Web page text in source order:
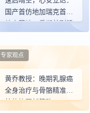
国产首仿地加瑞克首批
处方落地，重塑前列腺
黄乔教授：晚期乳腺癌
全身治疗与骨骼精准护
航的协同新策略
专家观点